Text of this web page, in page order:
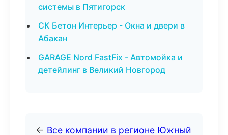
системы в Пятигорск
СК Бетон Интерьер - Окна и двери в
Абакан
GARAGE Nord FastFix - Автомойка и
детейлинг в Великий Новгород
← Все компании в регионе Южный